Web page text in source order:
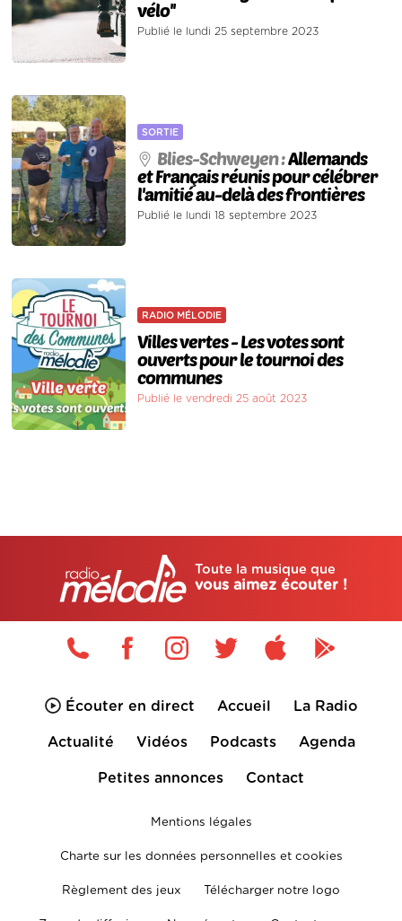
vélo''
Publié le lundi 25 septembre 2023
SORTIE
Blies-Schweyen :Allemands
et Français réunis pour célébrer
l'amitié au-delà des frontières
Publié le lundi 18 septembre 2023
RADIO MÉLODIE
Villes vertes - Les votes sont
ouverts pour le tournoi des
communes
Publié le vendredi 25 août 2023
Toute la musique que
vous aimez écouter !
Écouter en direct Accueil La Radio
Actualité Vidéos Podcasts Agenda
Petites annonces Contact
Mentions légales
Charte sur les données personnelles et cookies
Règlement des jeux Télécharger notre logo